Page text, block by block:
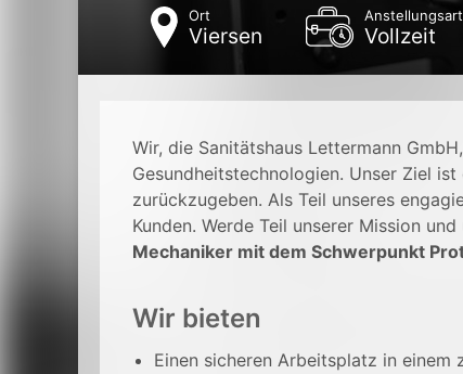
Ort
Viersen
Anstellungsart
Vollzeit
Wir, die Sanitätshaus Lettermann
Gesundheitstechnologien. Unser Ziel
zurückzugeben. Als Teil unseres
Kunden. Werde Teil unserer Mission
Mechaniker mit dem Schwerpunkt
Wir bieten
Einen sicheren Arbeitsplatz in